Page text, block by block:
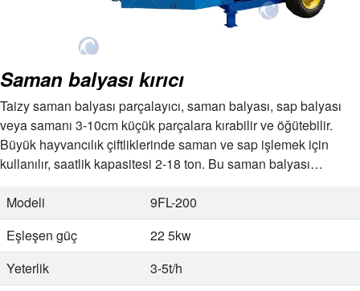
Saman balyası kırıcı
Taizy saman balyası parçalayıcı, saman balyası, sap balyası
veya samanı 3-10cm küçük parçalara kırabilir ve öğütebilir.
Büyük hayvancılık çiftliklerinde saman ve sap işlemek için
kullanılır, saatlik kapasitesi 2-18 ton. Bu saman balyası…
Modeli
9FL-200
Eşleşen güç
22 5kw
Yeterlik
3-5t/h